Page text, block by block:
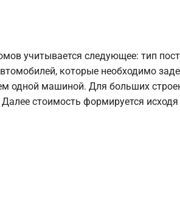
учитывается следующее: тип
которые необходимо
одной машиной. Для больших
стоимость формируется